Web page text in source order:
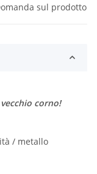
sul prodotto
corno!
/ metallo